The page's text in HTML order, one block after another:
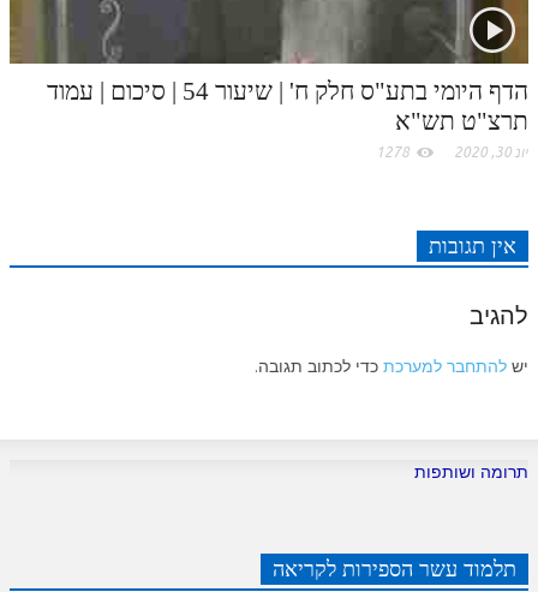
הדף היומי בתע"ס חלק ח' | שיעור 54 | סיכום | עמוד
תרצ"ט תש"א
יונ 30, 2020 1278
אין תגובות
להגיב
יש להתחבר למערכת כדי לכתוב תגובה.
תרומה ושותפות
תלמוד עשר הספירות לקריאה